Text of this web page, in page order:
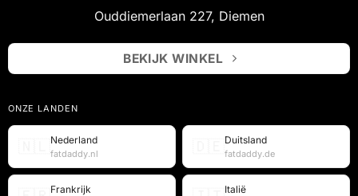
Ouddiemerlaan 227, Diemen
BEKIJK WINKEL
ONZE LANDEN
Nederland
fatdaddy.nl
Duitsland
fatdaddy.de
Frankrijk Italië